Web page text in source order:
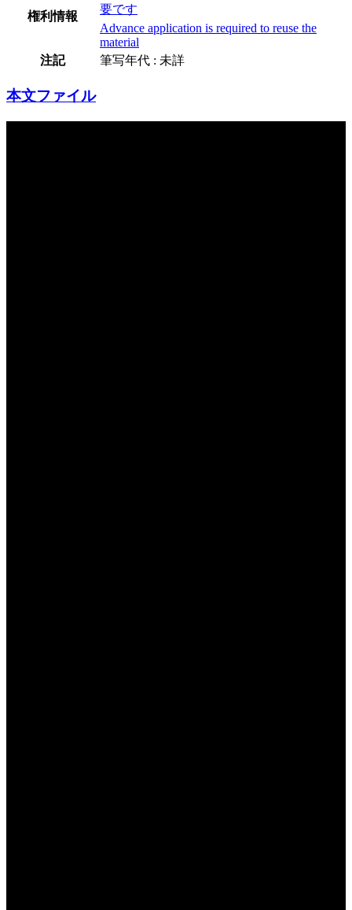
権利情報
要です
Advance application is required to reuse the
material
注記
筆写年代 : 未詳
本文ファイル